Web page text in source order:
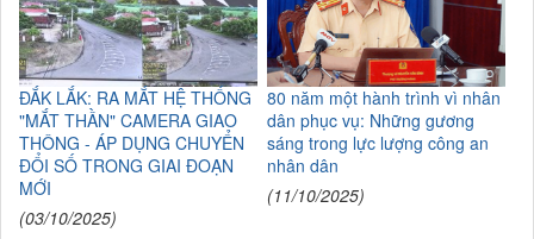
ĐẮK LẮK: RA MẮT HỆ THỐNG
"MẮT THẦN" CAMERA GIAO
THÔNG - ÁP DỤNG CHUYỂN
ĐỔI SỐ TRONG GIAI ĐOẠN
MỚI
(03/10/2025)
80 năm một hành trình vì nhân
dân phục vụ: Những gương
sáng trong lực lượng công an
nhân dân
(11/10/2025)